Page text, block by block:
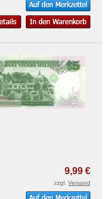
9,99 €
zzgl. Versand